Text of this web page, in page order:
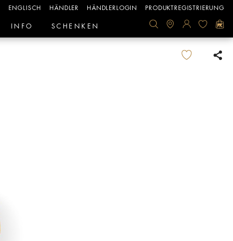
ENGLISCH HÄNDLER HÄNDLERLOGIN PRODUKTREGISTRIERUNG
INFO SCHENKEN